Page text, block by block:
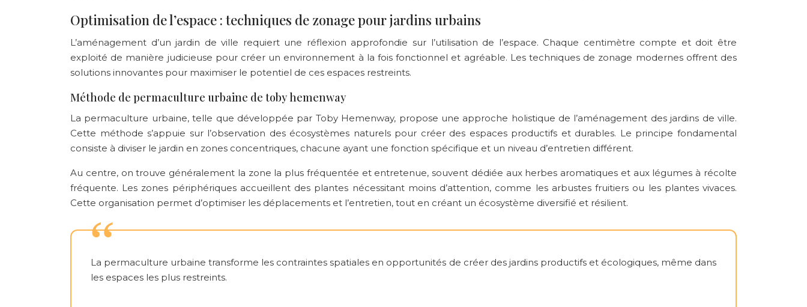
Optimisation de l’espace : techniques de zonage pour jardins urbains
L’aménagement d’un jardin de ville requiert une réflexion approfondie sur l’utilisation de l’espace. Chaque centimètre compte et doit être
exploité de manière judicieuse pour créer un environnement à la fois fonctionnel et agréable. Les techniques de zonage modernes offrent des
solutions innovantes pour maximiser le potentiel de ces espaces restreints.
Méthode de permaculture urbaine de toby hemenway
La permaculture urbaine, telle que développée par Toby Hemenway, propose une approche holistique de l’aménagement des jardins de ville.
Cette méthode s’appuie sur l’observation des écosystèmes naturels pour créer des espaces productifs et durables. Le principe fondamental
consiste à diviser le jardin en zones concentriques, chacune ayant une fonction spécifique et un niveau d’entretien différent.
Au centre, on trouve généralement la zone la plus fréquentée et entretenue, souvent dédiée aux herbes aromatiques et aux légumes à récolte
fréquente. Les zones périphériques accueillent des plantes nécessitant moins d’attention, comme les arbustes fruitiers ou les plantes vivaces.
Cette organisation permet d’optimiser les déplacements et l’entretien, tout en créant un écosystème diversifié et résilient.
La permaculture urbaine transforme les contraintes spatiales en opportunités de créer des jardins productifs et écologiques, même dans
les espaces les plus restreints.